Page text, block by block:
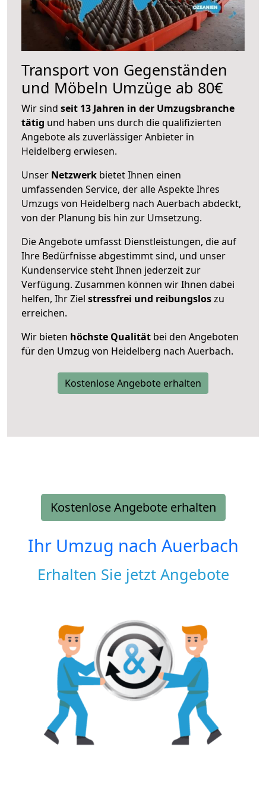
Transport von Gegenständen
und Möbeln Umzüge ab 80€
Wir sind seit 13 Jahren in der Umzugsbranche
tätig und haben uns durch die qualifizierten
Angebote als zuverlässiger Anbieter in
Heidelberg erwiesen.
Unser Netzwerk bietet Ihnen einen
umfassenden Service, der alle Aspekte Ihres
Umzugs von Heidelberg nach Auerbach abdeckt,
von der Planung bis hin zur Umsetzung.
Die Angebote umfasst Dienstleistungen, die auf
Ihre Bedürfnisse abgestimmt sind, und unser
Kundenservice steht Ihnen jederzeit zur
Verfügung. Zusammen können wir Ihnen dabei
helfen, Ihr Ziel stressfrei und reibungsloszu
erreichen.
Wir bieten höchste Qualität bei den Angeboten
für den Umzug von Heidelberg nach Auerbach.
Kostenlose Angebote erhalten
Kostenlose Angebote erhalten
Ihr Umzug nach Auerbach
Erhalten Sie jetzt Angebote